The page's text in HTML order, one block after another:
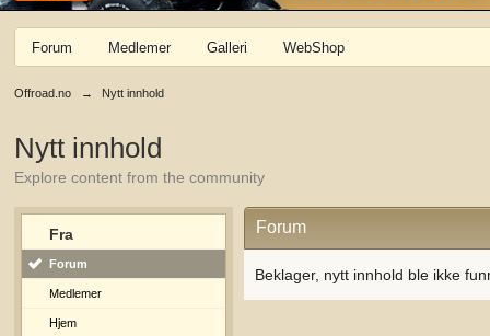
Forum Medlemer Galleri WebShop
Offroad.no → Nytt innhold
Nytt innhold
Explore content from the community
Fra
Forum
Medlemer
Hjem
Forum
Beklager, nytt innhold ble ikke